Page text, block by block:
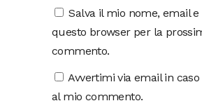
Salva il mio nome, email
questo browser per la
commento.
Avvertimi via email in
al mio commento.